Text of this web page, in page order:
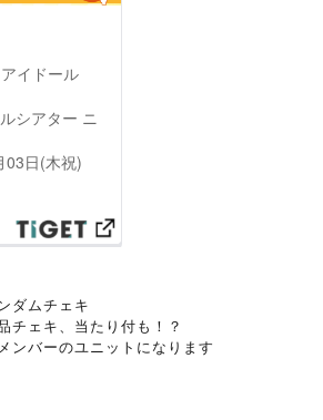
ダムチェキ
チェキ、当たり付も！？
ンバーのユニットになります